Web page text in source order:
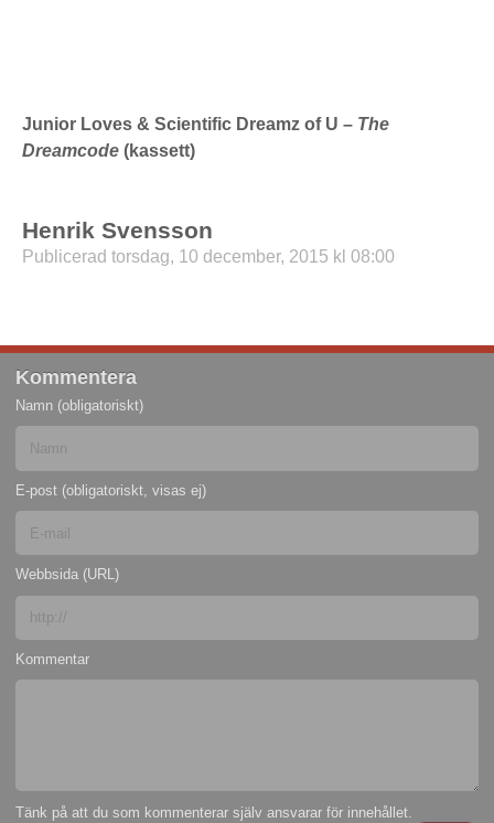
Junior Loves & Scientific Dreamz of U – The
Dreamcode (kassett)
Henrik Svensson
Publicerad torsdag, 10 december, 2015 kl 08:00
Kommentera
Namn (obligatoriskt)
E-post (obligatoriskt, visas ej)
Webbsida (URL)
Kommentar
Tänk på att du som kommenterar själv ansvarar för innehållet.